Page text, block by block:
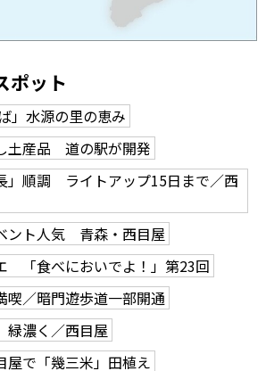
ポット
」水源の里の恵み
土産品 道の駅が開発
」順調 ライトアップ15日まで／西
ント人気 青森・西目屋
「食べにおいでよ！」第23回
／暗門遊歩道一部開通
緑濃く／西目屋
屋で「幾三米」田植え